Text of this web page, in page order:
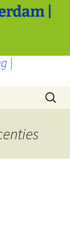
|
|
Zoeken
naar: